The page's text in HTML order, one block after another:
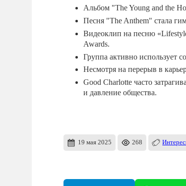
Альбом "The Young and the
Песня "The Anthem" стала
Видеоклип на песню
Awards.
Группа активно использует
Несмотря на перерыв в
Good Charlotte часто
и давление общества.
19 мая 2025 268